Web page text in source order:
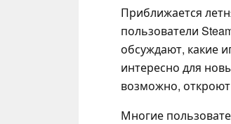
Приближается
пользователи
обсуждают, какие
интересно для
возможно,
Многие